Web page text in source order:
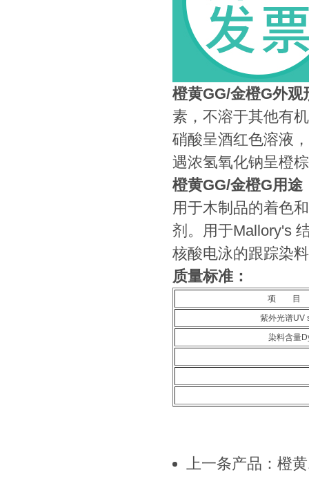
橙黄GG/金橙G外观
素，不溶于其他有
硝酸呈酒红色溶液
遇浓氢氧化钠呈橙
橙黄GG/金橙G用途
用于木制品的着色
剂。用于Mallory's
核酸电泳的跟踪染
质量标准：
项 目
紫外光谱UV
染料含量
上一条产品：橙黄